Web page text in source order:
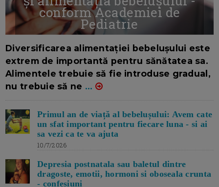
conform Academiei de
Pediatrie
Diversificarea alimentației bebelușului este
extrem de importantă pentru sănătatea sa.
Alimentele trebuie să fie introduse gradual,
nu trebuie să ne ...
Primul an de viață al bebelușului: Avem cate
un sfat important pentru fiecare luna - si ai
sa vezi ca te va ajuta
10/7/2026
Depresia postnatala sau baletul dintre
dragoste, emotii, hormoni si oboseala crunta
- confesiuni